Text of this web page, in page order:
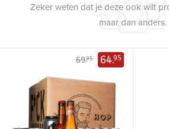
Zeker weten dat je deze ook wilt
maar dan anders.
69.95 64.95